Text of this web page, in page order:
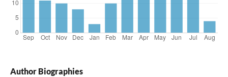
Author Biographies